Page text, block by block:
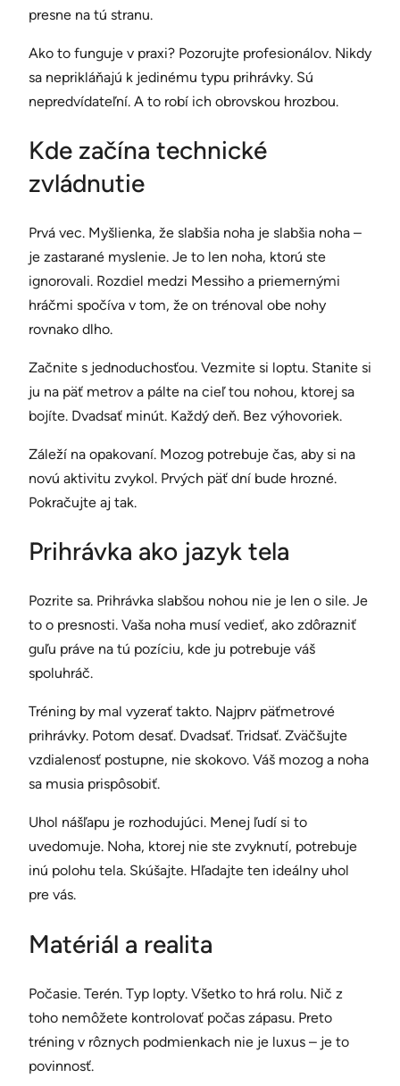
presne na tú stranu.
Ako to funguje v praxi? Pozorujte profesionálov. Nikdy
sa neprikláňajú k jedinému typu prihrávky. Sú
nepredvídateľní. A to robí ich obrovskou hrozbou.
Kde začína technické
zvládnutie
Prvá vec. Myšlienka, že slabšia noha je slabšia noha –
je zastarané myslenie. Je to len noha, ktorú ste
ignorovali. Rozdiel medzi Messiho a priemernými
hráčmi spočíva v tom, že on trénoval obe nohy
rovnako dlho.
Začnite s jednoduchosťou. Vezmite si loptu. Stanite si
ju na päť metrov a pálte na cieľ tou nohou, ktorej sa
bojíte. Dvadsať minút. Každý deň. Bez výhovoriek.
Záleží na opakovaní. Mozog potrebuje čas, aby si na
novú aktivitu zvykol. Prvých päť dní bude hrozné.
Pokračujte aj tak.
Prihrávka ako jazyk tela
Pozrite sa. Prihrávka slabšou nohou nie je len o sile. Je
to o presnosti. Vaša noha musí vedieť, ako zdôrazniť
guľu práve na tú pozíciu, kde ju potrebuje váš
spoluhráč.
Tréning by mal vyzerať takto. Najprv päťmetrové
prihrávky. Potom desať. Dvadsať. Tridsať. Zväčšujte
vzdialenosť postupne, nie skokovo. Váš mozog a noha
sa musia prispôsobiť.
Uhol nášľapu je rozhodujúci. Menej ľudí si to
uvedomuje. Noha, ktorej nie ste zvyknutí, potrebuje
inú polohu tela. Skúšajte. Hľadajte ten ideálny uhol
pre vás.
Matériál a realita
Počasie. Terén. Typ lopty. Všetko to hrá rolu. Nič z
toho nemôžete kontrolovať počas zápasu. Preto
tréning v rôznych podmienkach nie je luxus – je to
povinnosť.